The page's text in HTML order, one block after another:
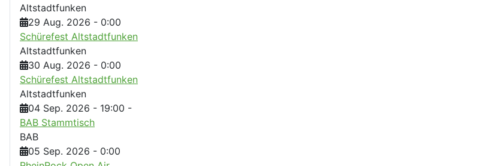
Altstadtfunken
29 Aug. 2026 - 0:00
Schürefest Altstadtfunken
Altstadtfunken
30 Aug. 2026 - 0:00
Schürefest Altstadtfunken
Altstadtfunken
04 Sep. 2026 - 19:00 -
BAB Stammtisch
BAB
05 Sep. 2026 - 0:00